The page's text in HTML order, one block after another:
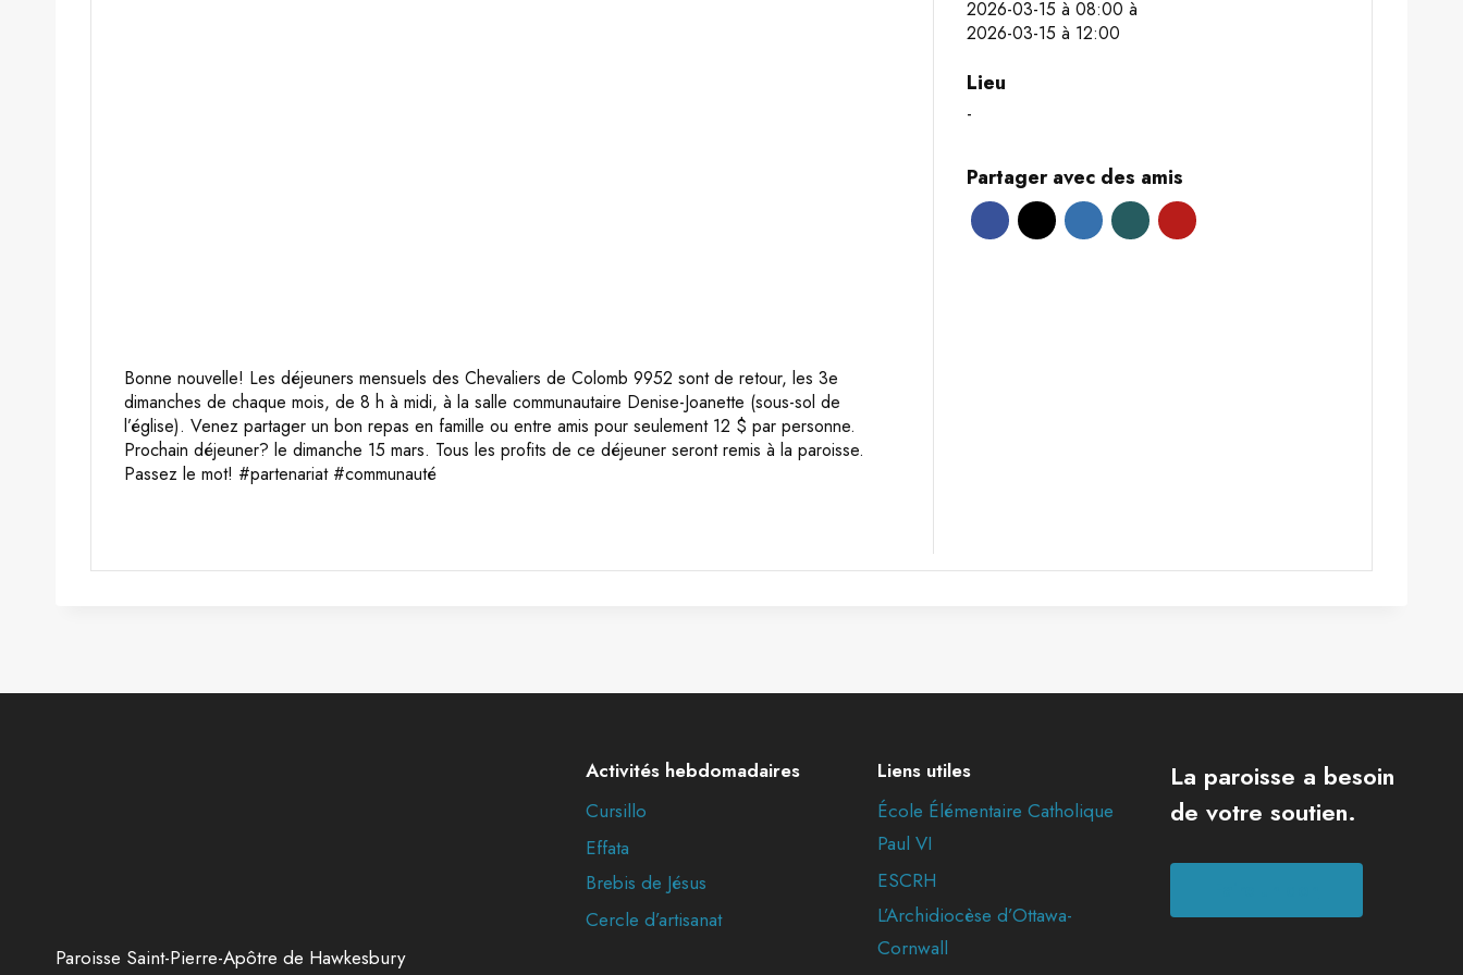
Bonne nouvelle! Les déjeuners mensuels des Chevaliers de Colomb 9952 sont de retour, les 3e
dimanches de chaque mois, de 8 h à midi, à la salle communautaire Denise-Joanette (sous-sol de
l’église). Venez partager un bon repas en famille ou entre amis pour seulement 12 $ par personne.
Prochain déjeuner? le dimanche 15 mars. Tous les profits de ce déjeuner seront remis à la paroisse.
Passez le mot! #partenariat #communauté
2026-03-15 à 08:00 à
2026-03-15 à 12:00
Lieu
-
Partager avec des amis
Paroisse Saint-Pierre-Apôtre de Hawkesbury
Activités hebdomadaires
Cursillo
Effata
Brebis de Jésus
Cercle d’artisanat
Liens utiles
École Élémentaire Catholique
Paul VI
ESCRH
L’Archidiocèse d’Ottawa-
Cornwall
La paroisse a besoin
de votre soutien.